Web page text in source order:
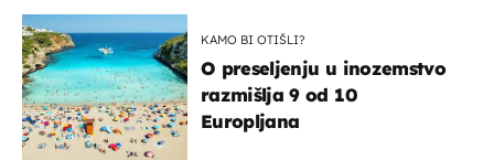
KAMO BI OTIŠLI?
O preseljenju u inozemstvo
razmišlja 9 od 10
Europljana